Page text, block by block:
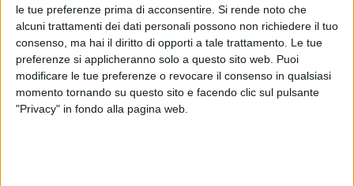
le tue preferenze prima di acconsentire. Si rende noto che
alcuni trattamenti dei dati personali possono non richiedere il tuo
consenso, ma hai il diritto di opporti a tale trattamento. Le tue
preferenze si applicheranno solo a questo sito web. Puoi
modificare le tue preferenze o revocare il consenso in qualsiasi
momento tornando su questo sito e facendo clic sul pulsante
"Privacy" in fondo alla pagina web.
VIDEO